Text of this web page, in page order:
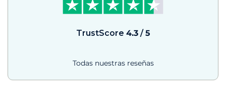
TrustScore 4.3/ 5
Todas nuestras reseñas